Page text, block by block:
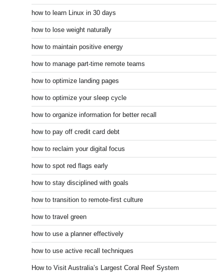
how to learn Linux in 30 days
how to lose weight naturally
how to maintain positive energy
how to manage part-time remote teams
how to optimize landing pages
how to optimize your sleep cycle
how to organize information for better recall
how to pay off credit card debt
how to reclaim your digital focus
how to spot red flags early
how to stay disciplined with goals
how to transition to remote-first culture
how to travel green
how to use a planner effectively
how to use active recall techniques
How to Visit Australia’s Largest Coral Reef System